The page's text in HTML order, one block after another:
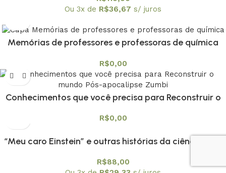
Ou 3x de R$36,67 s/ juros
Memórias de professores e professoras de química
R$0,00
Conhecimentos que você precisa para Reconstruir o
R$0,00
“Meu caro Einstein” e outras histórias da ciência e da
R$88,00